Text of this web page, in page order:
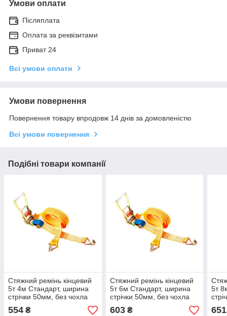
Умови оплати
Післяплата
Оплата за реквізитами
Приват 24
Всі умови оплати
Умови повернення
Повернення товару впродовж 14 днів за домовленістю
Всі умови повернення
Подібні товари компанії
Стяжний ремінь кінцевий
5т 4м Стандарт, ширина
стрічки 50мм, без чохла
554 ₴
Стяжний ремінь кінцевий
5т 6м Стандарт, ширина
стрічки 50мм, без чохла
603₴
5т
651